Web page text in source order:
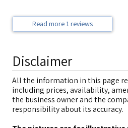
Read more 1 reviews
Disclaimer
All the information in this page
including prices, availability,
the business owner and the
responsibility about its accuracy.